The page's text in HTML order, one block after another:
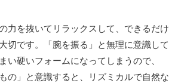
力を抜いてリラックスして、できるだけ
切です。「腕を振る」と無理に意識して
い硬いフォームになってしまうので、
の」と意識すると、リズミカルで自然な